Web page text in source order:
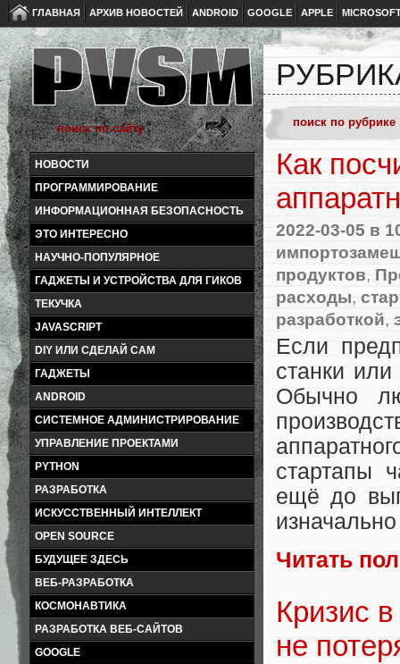
ГЛАВНАЯ АРХИВ НОВОСТЕЙ ANDROID GOOGLE APPLE
НОВОСТИ
ПРОГРАММИРОВАНИЕ
ИНФОРМАЦИОННАЯ БЕЗОПАСНОСТЬ
ЭТО ИНТЕРЕСНО
НАУЧНО-ПОПУЛЯРНОЕ
ГАДЖЕТЫ И УСТРОЙСТВА ДЛЯ ГИКОВ
ТЕКУЧКА
JAVASCRIPT
DIY ИЛИ СДЕЛАЙ САМ
ГАДЖЕТЫ
ANDROID
СИСТЕМНОЕ АДМИНИСТРИРОВАНИЕ
УПРАВЛЕНИЕ ПРОЕКТАМИ
PYTHON
РАЗРАБОТКА
ИСКУССТВЕННЫЙ ИНТЕЛЛЕКТ
OPEN SOURCE
БУДУЩЕЕ ЗДЕСЬ
ВЕБ-РАЗРАБОТКА
КОСМОНАВТИКА
РАЗРАБОТКА ВЕБ-САЙТОВ
GOOGLE
Как
2022-03-05 в
продуктов,
расходы,
разработкой,
Если
станки
Обычно
стартапы
ещё до
Читать
Кризис
не